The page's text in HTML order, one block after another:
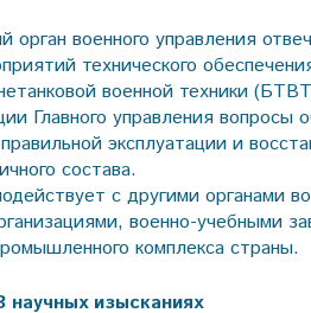
военного управления
технического
военной техники
Главного управления вопросы
эксплуатации и
состава.
с другими органами
военно-учебными
комплекса страны.
научных изысканиях